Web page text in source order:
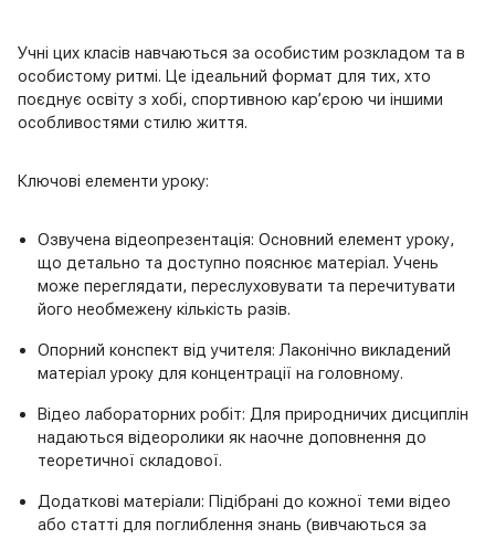
Учні цих класів навчаються за особистим розкладом та в
особистому ритмі. Це ідеальний формат для тих, хто
поєднує освіту з хобі, спортивною кар’єрою чи іншими
особливостями стилю життя.
Ключові елементи уроку:
Озвучена відеопрезентація: Основний елемент уроку,
що детально та доступно пояснює матеріал. Учень
може переглядати, переслуховувати та перечитувати
його необмежену кількість разів.
Опорний конспект від учителя: Лаконічно викладений
матеріал уроку для концентрації на головному.
Відео лабораторних робіт: Для природничих дисциплін
надаються відеоролики як наочне доповнення до
теоретичної складової.
Додаткові матеріали: Підібрані до кожної теми відео
або статті для поглиблення знань (вивчаються за